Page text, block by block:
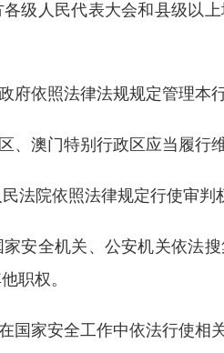
级人民代表大会和县级以
府依照法律法规规定管理本
、澳门特别行政区应当履行
法院依照法律规定行使审
安全机关、公安机关依法
职权。
国家安全工作中依法行使相